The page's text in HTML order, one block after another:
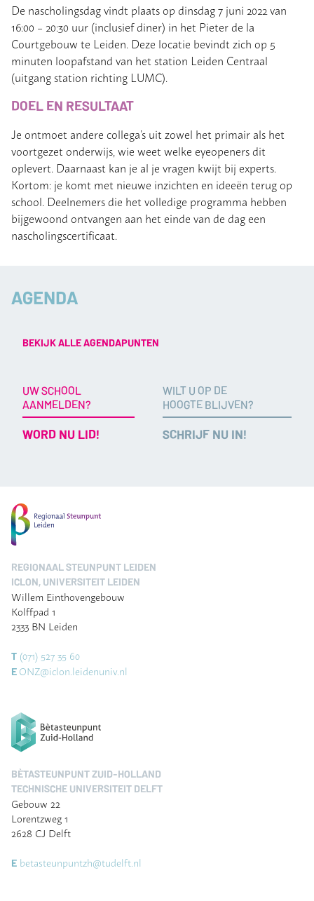
De nascholingsdag vindt plaats op dinsdag 7 juni 2022 van
16:00 – 20:30 uur (inclusief diner) in het Pieter de la
Courtgebouw te Leiden. Deze locatie bevindt zich op 5
minuten loopafstand van het station Leiden Centraal
(uitgang station richting LUMC).
DOEL EN RESULTAAT
Je ontmoet andere collega’s uit zowel het primair als het
voortgezet onderwijs, wie weet welke eyeopeners dit
oplevert. Daarnaast kan je al je vragen kwijt bij experts.
Kortom: je komt met nieuwe inzichten en ideeën terug op
school. Deelnemers die het volledige programma hebben
bijgewoond ontvangen aan het einde van de dag een
nascholingscertificaat.
AGENDA
BEKIJK ALLE AGENDAPUNTEN
UW SCHOOL
AANMELDEN?
WORD NU LID!
WILT U OP DE
HOOGTE BLIJVEN?
SCHRIJF NU IN!
REGIONAAL STEUNPUNT LEIDEN
ICLON, UNIVERSITEIT LEIDEN
Willem Einthovengebouw
Kolffpad 1
2333 BN Leiden
T (071) 527 35 60
E ONZ@iclon.leidenuniv.nl
BÈTASTEUNPUNT ZUID-HOLLAND
TECHNISCHE UNIVERSITEIT DELFT
Gebouw 22
Lorentzweg 1
2628 CJ Delft
E betasteunpuntzh@tudelft.nl